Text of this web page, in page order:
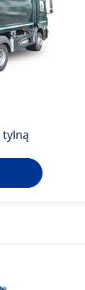
tylną